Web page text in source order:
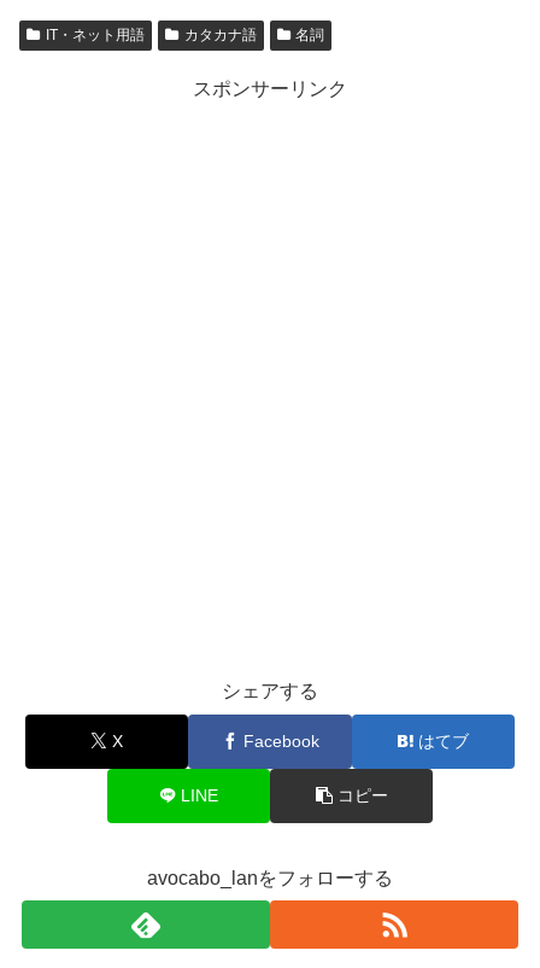
IT・ネット用語 カタカナ語 名詞
スポンサーリンク
シェアする
X Facebook はてブ
LINE コピー
avocabo_lanをフォローする